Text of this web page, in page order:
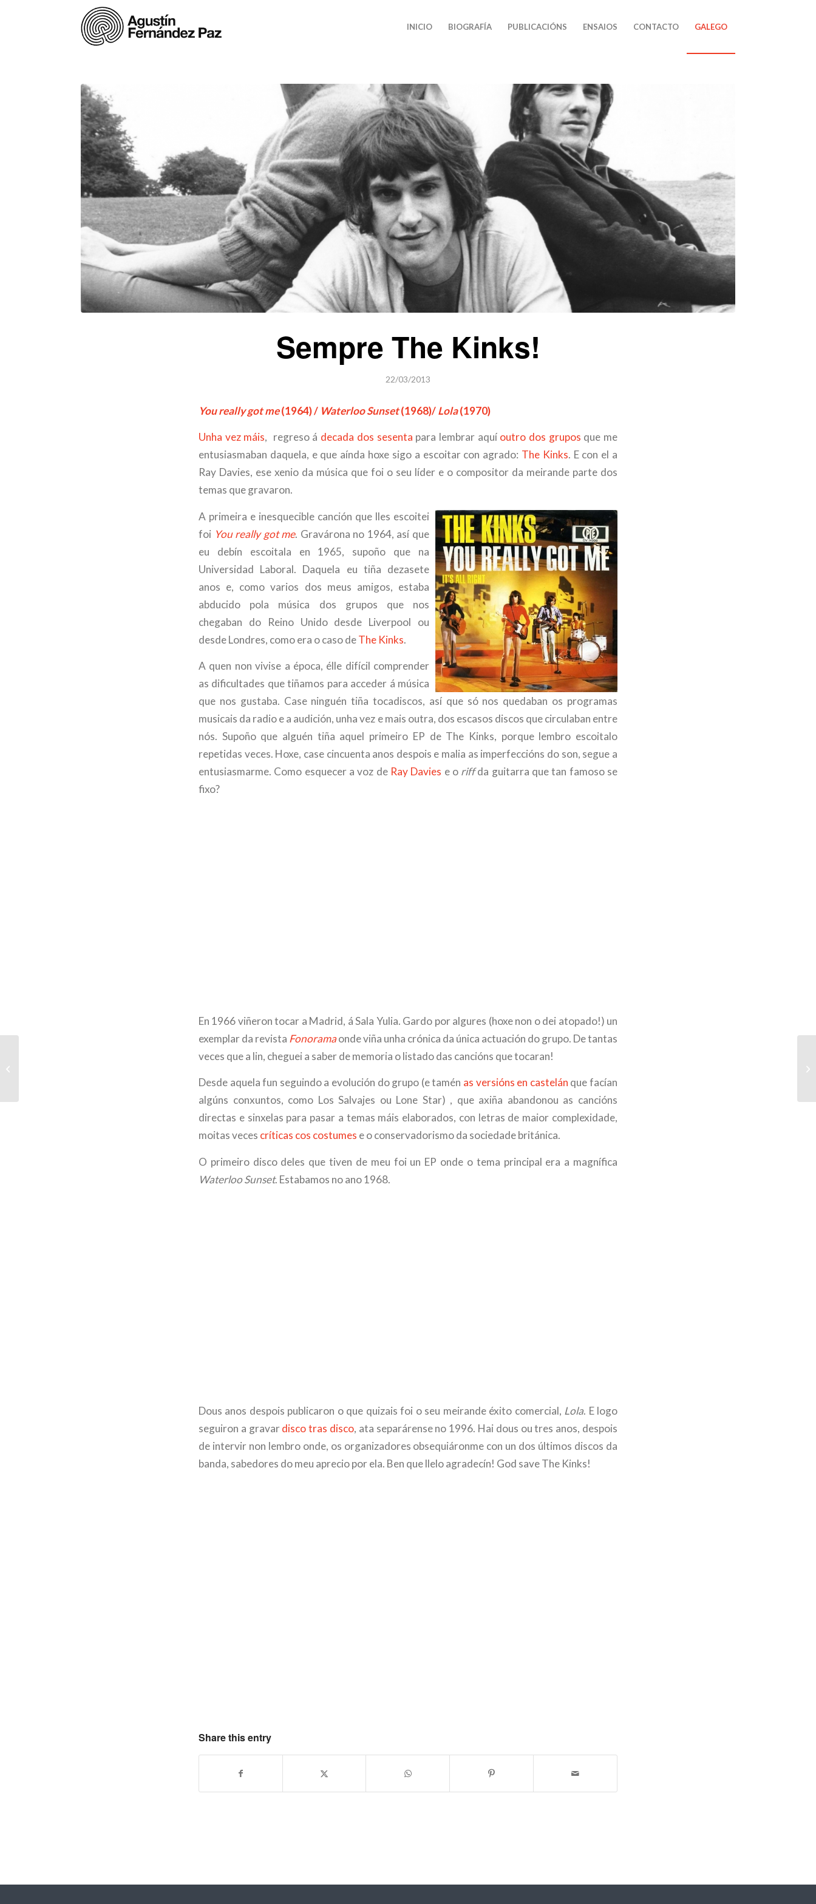
INICIO BIOGRAFÍA PUBLICACIÓNS ENSAIOS CONTACTO GALEGO
Sempre The Kinks!
22/03/2013
You really got me(1964) / Waterloo Sunset(1968)/Lola(1970)
Unha vez máis, regreso á decada dos sesenta para lembrar aquí outro dos grupos que me
entusiasmaban daquela, e que aínda hoxe sigo a escoitar con agrado: The Kinks. E con el a
Ray Davies, ese xenio da música que foi o seu líder e o compositor da meirande parte dos
temas que gravaron.
A primeira e inesquecible canción que lles escoitei
foi You really got me. Gravárona no 1964, así que
eu debín escoitala en 1965, supoño que na
Universidad Laboral. Daquela eu tiña dezasete
anos e, como varios dos meus amigos, estaba
abducido pola música dos grupos que nos
chegaban do Reino Unido desde Liverpool ou
desde Londres, como era o caso deThe Kinks.
A quen non vivise a época, élle difícil comprender
as dificultades que tiñamos para acceder á música
que nos gustaba. Case ninguén tiña tocadiscos, así que só nos quedaban os programas
musicais da radio e a audición, unha vez e mais outra, dos escasos discos que circulaban entre
nós. Supoño que alguén tiña aquel primeiro EP de The Kinks, porque lembro escoitalo
repetidas veces. Hoxe, case cincuenta anos despois e malia as imperfeccións do son, segue a
entusiasmarme. Como esquecer a voz de Ray Davies e o riffda guitarra que tan famoso se
fixo?
En 1966 viñeron tocar a Madrid, á Sala Yulia. Gardo por algures (hoxe non o dei atopado!) un
exemplar da revista Fonoramaonde viña unha crónica da única actuación do grupo. De tantas
veces que a lin, cheguei a saber de memoria o listado das cancións que tocaran!
Desde aquela fun seguindo a evolución do grupo (e tamén as versións en castelán que facían
algúns conxuntos, como Los Salvajes ou Lone Star) , que axiña abandonou as cancións
directas e sinxelas para pasar a temas máis elaborados, con letras de maior complexidade,
moitas veces críticas cos costumes e o conservadorismo da sociedade británica.
O primeiro disco deles que tiven de meu foi un EP onde o tema principal era a magnífica
Waterloo Sunset. Estabamos no ano 1968.
Dous anos despois publicaron o que quizais foi o seu meirande éxito comercial, Lola. E logo
seguiron a gravardisco tras disco, ata separárense no 1996. Hai dous ou tres anos, despois
de intervir non lembro onde, os organizadores obsequiáronme con un dos últimos discos da
banda, sabedores do meu aprecio por ela. Ben que llelo agradecín! God save The Kinks!
Share this entry